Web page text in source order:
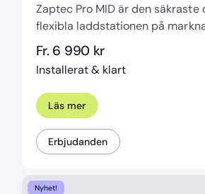
Zaptec Pro MID är den säkraste
flexibla laddstationen på
Fr. 6 990 kr
Installerat & klart
Läs mer
Erbjudanden
Nyhet!